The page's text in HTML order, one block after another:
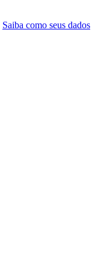
Saiba como seus dados